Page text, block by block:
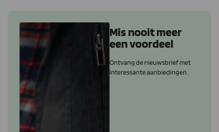
Mis nooit meer
een voordeel
Ontvang de nieuwsbrief met
interessante aanbiedingen.